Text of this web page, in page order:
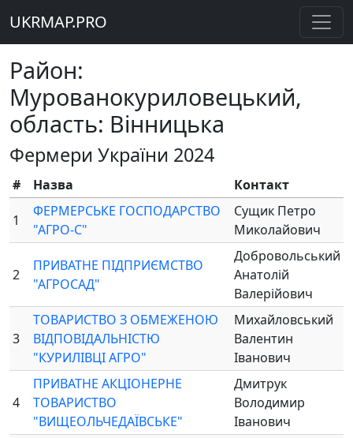
UKRMAP.PRO
Район:
Мурованокуриловецький,
область: Вінницька
Фермери України 2024
# Назва Контакт
1
ФЕРМЕРСЬКЕ ГОСПОДАРСТВО
"АГРО-С"
Сущик Петро
Миколайович
2
ПРИВАТНЕ ПІДПРИЄМСТВО
"АГРОСАД"
Добровольський
Анатолій
Валерійович
3
ТОВАРИСТВО З ОБМЕЖЕНОЮ
ВІДПОВІДАЛЬНІСТЮ
"КУРИЛІВЦІ АГРО"
Михайловський
Валентин
Іванович
4
ПРИВАТНЕ АКЦІОНЕРНЕ
ТОВАРИСТВО
"ВИЩЕОЛЬЧЕДАЇВСЬКЕ"
Дмитрук
Володимир
Іванович